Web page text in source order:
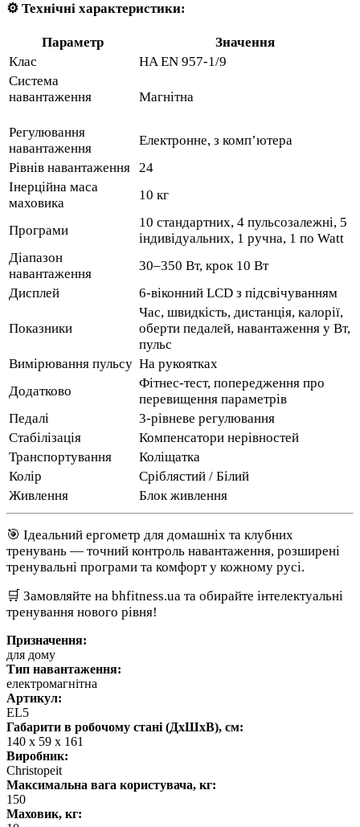
⚙️ Технічні характеристики:
Параметр
Значення
Клас
HA EN 957-1/9
Система
навантаження
Магнітна
Регулювання
навантаження
Електронне, з комп’ютера
Рівнів навантаження
24
Інерційна маса
маховика
10 кг
Програми
10 стандартних, 4 пульсозалежні, 5
індивідуальних, 1 ручна, 1 по Watt
Діапазон
навантаження
30–350 Вт, крок 10 Вт
Дисплей
6-віконний LCD з підсвічуванням
Показники
Час, швидкість, дистанція, калорії,
оберти педалей, навантаження у Вт,
пульс
Вимірювання пульсу На рукоятках
Додатково
Фітнес-тест, попередження про
перевищення параметрів
Педалі
3-рівневе регулювання
Стабілізація
Компенсатори нерівностей
Транспортування
Коліщатка
Колір
Сріблястий / Білий
Живлення
Блок живлення
🎯 Ідеальний ергометр для домашніх та клубних
тренувань — точний контроль навантаження, розширені
тренувальні програми та комфорт у кожному русі.
🛒 Замовляйте на bhfitness.ua та обирайте інтелектуальні
тренування нового рівня!
Призначення:
для дому
Тип навантаження:
електромагнітна
Артикул:
EL5
Габарити в робочому стані (ДхШхВ), см:
140 x 59 x 161
Виробник:
Christopeit
Максимальна вага користувача, кг:
150
Маховик, кг: